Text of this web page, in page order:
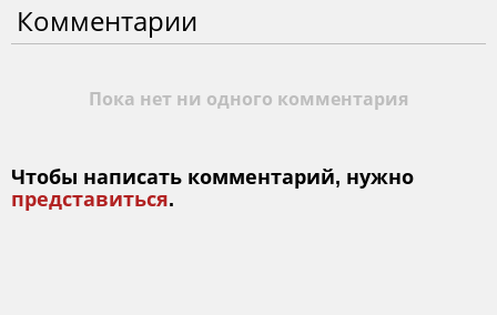
Комментарии
Пока нет ни одного комментария
Чтобы написать комментарий, нужно
представиться.